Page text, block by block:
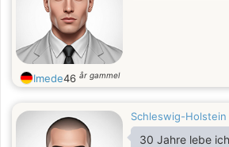
Imede46 år gammel
Schleswig-Holstein
30 Jahre lebe